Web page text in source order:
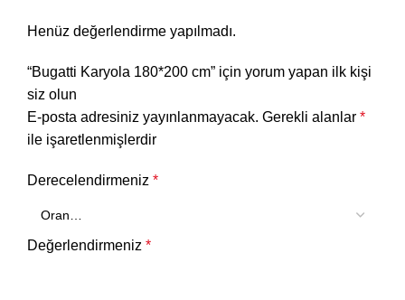
Henüz değerlendirme yapılmadı.
“Bugatti Karyola 180*200 cm” için yorum yapan ilk kişi
siz olun
E-posta adresiniz yayınlanmayacak. Gerekli alanlar *
ile işaretlenmişlerdir
Derecelendirmeniz *
Değerlendirmeniz *